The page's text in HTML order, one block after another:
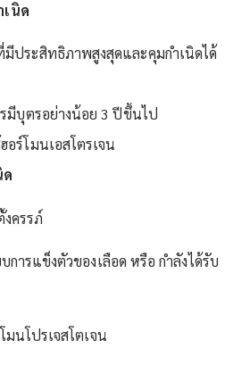
นิด
มีประสิทธิภาพสูงสุดและคุมกำเนิดได้
มีบุตรอย่างน้อย 3 ปีขึ้นไป
ร์โมนเอสโตรเจน
ด
ครรภ์
ารแข็งตัวของเลือด หรือ กำลังได้รับ
นโปรเจสโตเจน